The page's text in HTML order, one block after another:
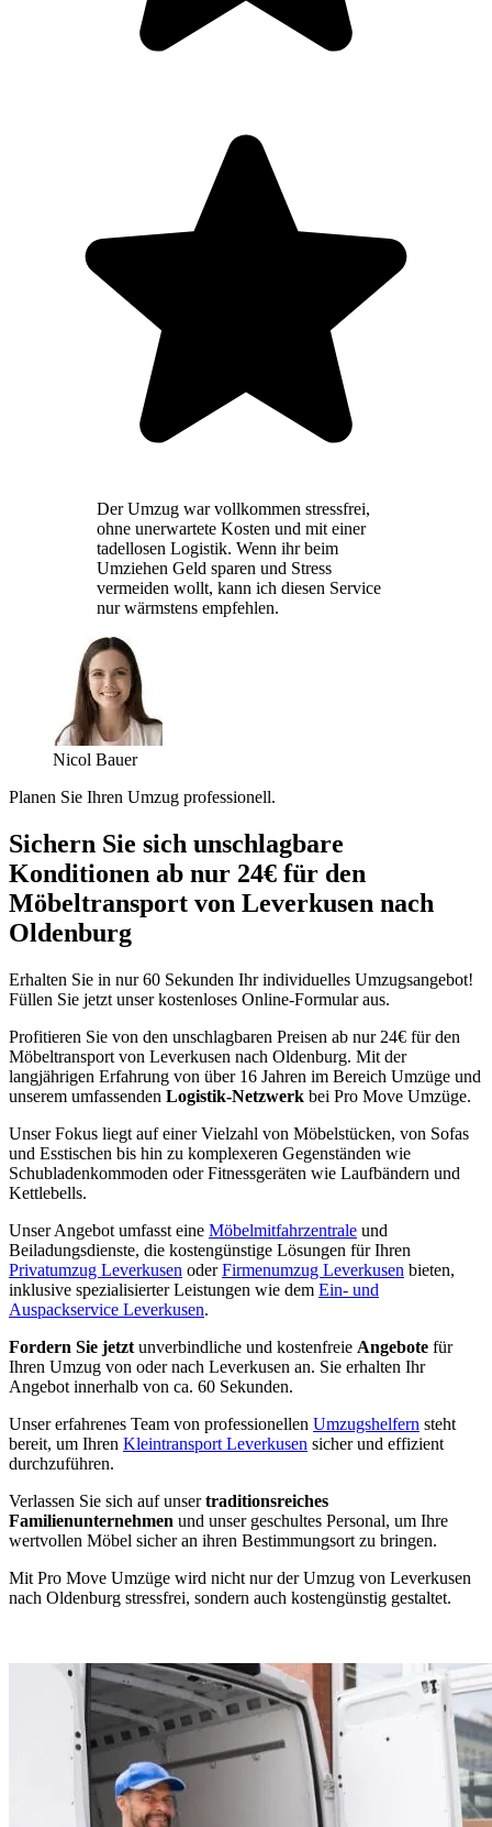
Der Umzug war vollkommen stressfrei,
ohne unerwartete Kosten und mit einer
tadellosen Logistik. Wenn ihr beim
Umziehen Geld sparen und Stress
vermeiden wollt, kann ich diesen Service
nur wärmstens empfehlen.
Nicol Bauer
Planen Sie Ihren Umzug professionell.
Sichern Sie sich unschlagbare
Konditionen ab nur 24€ für den
Möbeltransport von Leverkusen nach
Oldenburg
Erhalten Sie in nur 60 Sekunden Ihr individuelles Umzugsangebot!
Füllen Sie jetzt unser kostenloses Online-Formular aus.
Profitieren Sie von den unschlagbaren Preisen ab nur 24€ für den
Möbeltransport von Leverkusen nach Oldenburg. Mit der
langjährigen Erfahrung von über 16 Jahren im Bereich Umzüge und
unserem umfassenden Logistik-Netzwerk bei Pro Move Umzüge.
Unser Fokus liegt auf einer Vielzahl von Möbelstücken, von Sofas
und Esstischen bis hin zu komplexeren Gegenständen wie
Schubladenkommoden oder Fitnessgeräten wie Laufbändern und
Kettlebells.
Unser Angebot umfasst eine Möbelmitfahrzentrale und
Beiladungsdienste, die kostengünstige Lösungen für Ihren
Privatumzug Leverkusen oderFirmenumzug Leverkusen bieten,
inklusive spezialisierter Leistungen wie dem Ein- und
Auspackservice Leverkusen.
Fordern Sie jetzt unverbindliche und kostenfreie Angebote für
Ihren Umzug von oder nach Leverkusen an. Sie erhalten Ihr
Angebot innerhalb von ca. 60 Sekunden.
Unser erfahrenes Team von professionellen Umzugshelfern steht
bereit, um Ihren Kleintransport Leverkusen sicher und effizient
durchzuführen.
Verlassen Sie sich auf unsertraditionsreiches
Familienunternehmen und unser geschultes Personal, um Ihre
wertvollen Möbel sicher an ihren Bestimmungsort zu bringen.
Mit Pro Move Umzüge wird nicht nur der Umzug von Leverkusen
nach Oldenburg stressfrei, sondern auch kostengünstig gestaltet.